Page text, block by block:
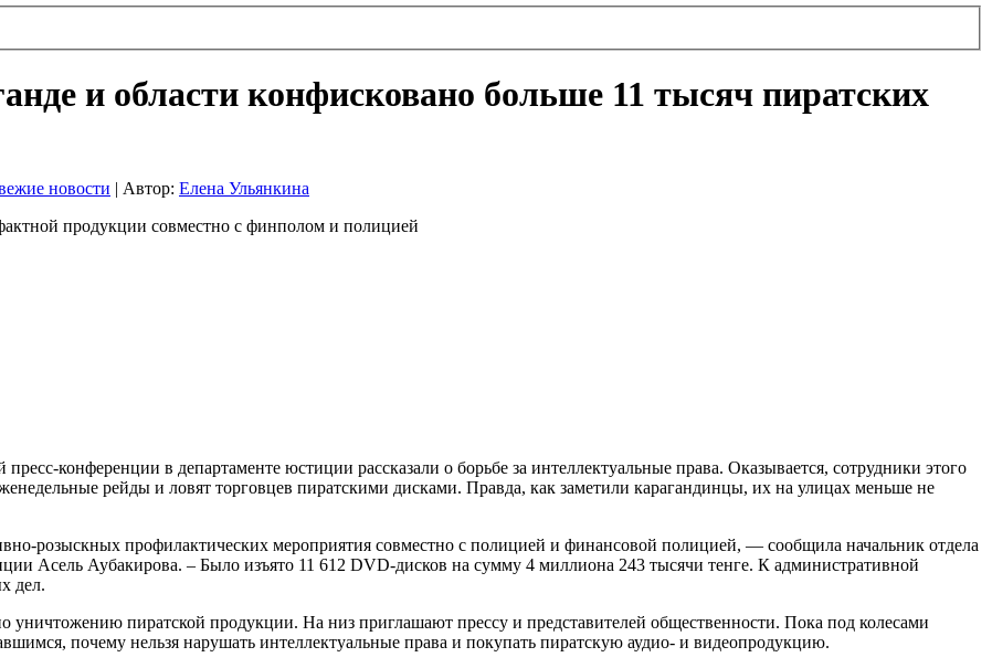
и области конфисковано больше 11 тысяч пиратских
новости Автор: Елена Ульянкина
продукции совместно с финполом и полицией
пресс-конференции в департаменте юстиции рассказали о борьбе за интеллектуальные права. Оказывается, сотрудники этого
рейды и ловят торговцев пиратскими дисками. Правда, как заметили карагандинцы, их на улицах меньше не
розыскных профилактических мероприятия совместно с полицией и финансовой полицией, — сообщила начальник отдела
Асель Аубакирова. – Было изъято 11 612 DVD-дисков на сумму 4 миллиона 243 тысячи тенге. К административной
дел.
уничтожению пиратской продукции. На низ приглашают прессу и представителей общественности. Пока под колесами
почему нельзя нарушать интеллектуальные права и покупать пиратскую аудио- и видеопродукцию.